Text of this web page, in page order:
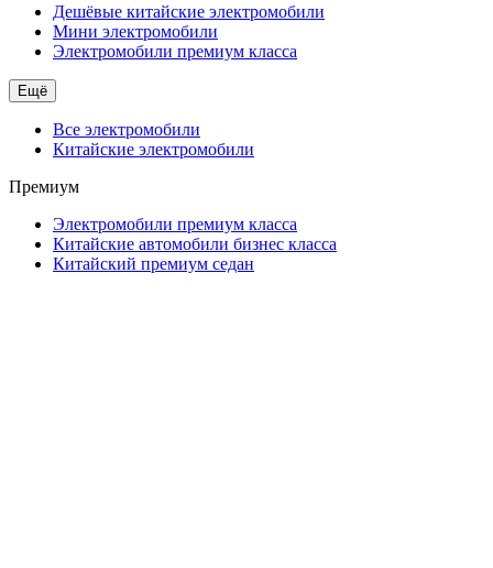
Дешёвые китайские электромобили
Мини электромобили
Электромобили премиум класса
Ещё
Все электромобили
Китайские электромобили
Премиум
Электромобили премиум класса
Китайские автомобили бизнес класса
Китайский премиум седан